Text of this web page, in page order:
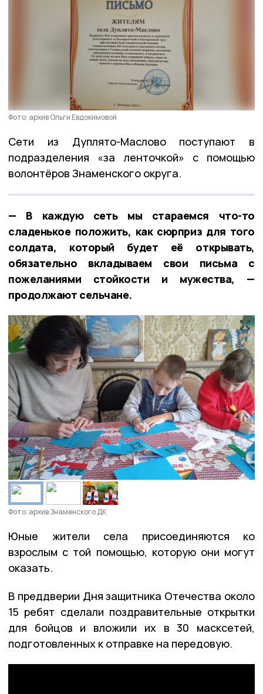
Фото: архив Ольги Евдокимовой
Сети из Дуплято-Маслово поступают в
подразделения «за ленточкой» с помощью
волонтёров Знаменского округа.
— В каждую сеть мы стараемся что-то
сладенькое положить, как сюрприз для того
солдата, который будет её открывать,
обязательно вкладываем свои письма с
пожеланиями стойкости и мужества, —
продолжают сельчане.
Фото: архив Знаменского ДК
Юные жители села присоединяются ко
взрослым с той помощью, которую они могут
оказать.
В преддверии Дня защитника Отечества около
15 ребят сделали поздравительные открытки
для бойцов и вложили их в 30 масксетей,
подготовленных к отправке на передовую.